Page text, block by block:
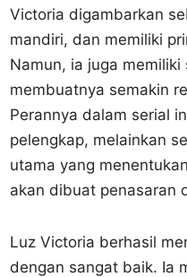
Victoria digambarkan
mandiri, dan memiliki
Namun, ia juga
membuatnya semakin
Perannya dalam serial
pelengkap, melainkan
utama yang
akan dibuat penasaran
Luz Victoria berhasil
dengan sangat baik. Ia